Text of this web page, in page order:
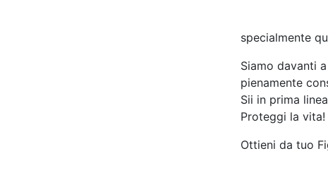
specialmente
Siamo davanti
pienamente
Sii in prima
Proteggi la
Ottieni da tuo